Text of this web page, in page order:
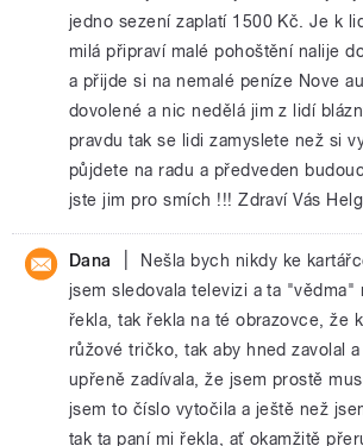
jedno sezení zaplatí 1500 Kč. Je k
milá připraví malé pohoštění nalije
a přijde si na nemalé peníze Nove
dovolené a nic nedělá jim z lidí
pravdu tak se lidi zamyslete než si
půjdete na radu a předveden
jste jim pro smích !!! Zdraví Vás
Dana
Nešla bych nikdy ke
jsem sledovala televizi a ta "vědma"
řekla, tak řekla na té obrazovce, že
růžové tričko, tak aby hned zavolal
upřeně zadívala, že jsem prostě
jsem to číslo vytočila a ještě než
tak ta paní mi řekla, ať okamžitě